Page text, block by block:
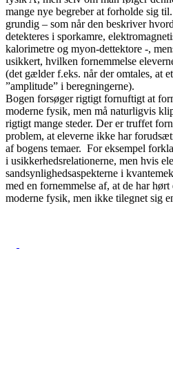
mange nye begreber at forholde sig
grundig – som når den beskriver
detekteres i sporkamre,
kalorimetre og myon-dettektore -,
usikkert, hvilken fornemmelse
(det gælder f.eks. når der omtales, at
”amplitude” i beregningerne).
Bogen forsøger rigtigt fornuftigt at
moderne fysik, men må naturligvis
rigtigt mange steder. Der er truffet
problem, at eleverne ikke har
af bogens temaer. For eksempel
i usikkerhedsrelationerne, men hvis
sandsynlighedsaspekterne i
med en fornemmelse af, at de har
moderne fysik, men ikke tilegnet sig